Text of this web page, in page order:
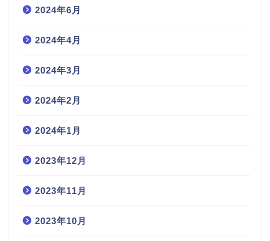
2024年6月
2024年4月
2024年3月
2024年2月
2024年1月
2023年12月
2023年11月
2023年10月